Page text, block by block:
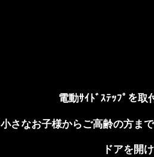
電動ｻｲﾄﾞｽﾃｯﾌﾟを取
小さなお子様からご高齢の方ま
ドアを開